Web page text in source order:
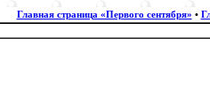
Главная страница «Первого сентября» •